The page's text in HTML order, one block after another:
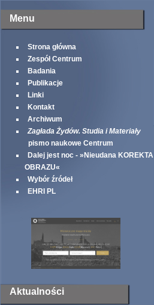
Menu
Strona główna
Zespół Centrum
Badania
Publikacje
Linki
Kontakt
Archiwum
Zagłada Żydów. Studia i Materiały
pismo naukowe Centrum
Dalej jest noc - »Nieudana KOREKTA
OBRAZU«
Wybór źródeł
EHRI PL
Aktualności